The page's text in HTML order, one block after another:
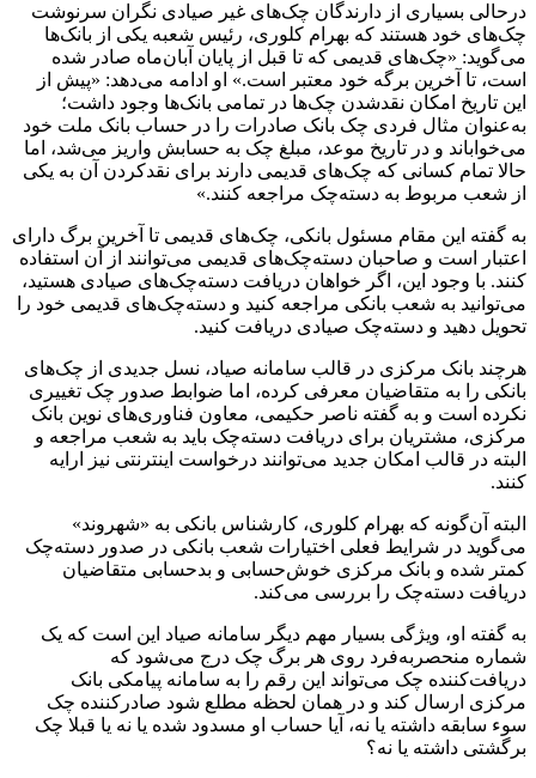
درحالی بسیاری از دارندگان چک‌های غیر صیادی نگران سرنوشت
چک‌های خود هستند که بهرام کلوری، رئیس شعبه یکی از بانک‌ها
می‌گوید: «چک‌های قدیمی که تا قبل از پایان آبان‌ماه صادر شده
است، تا آخرین برگه خود معتبر است.» او ادامه می‌دهد: «پیش از
این تاریخ امکان نقدشدن چک‌ها در تمامی بانک‌ها وجود داشت؛
به‌عنوان مثال فردی چک بانک صادرات را در حساب بانک ملت خود
می‌خواباند و در تاریخ موعد، مبلغ چک به حسابش واریز می‌شد، اما
حالا تمام کسانی که چک‌های قدیمی دارند برای نقدکردن آن به یکی
از شعب مربوط به دسته‌چک مراجعه کنند.»
به گفته این مقام مسئول بانکی، چک‌های قدیمی تا آخرین برگ دارای
اعتبار است و صاحبان دسته‌چک‌های قدیمی می‌توانند از آن استفاده
کنند. با وجود این، اگر خواهان دریافت دسته‌چک‌های صیادی هستید،
می‌توانید به شعب بانکی مراجعه کنید و دسته‌چک‌های قدیمی خود را
تحویل دهید و دسته‌چک صیادی دریافت کنید.
هرچند بانک مرکزی در قالب سامانه صیاد، نسل جدیدی از چک‌های
بانکی را به متقاضیان معرفی کرده، اما ضوابط صدور چک تغییری
نکرده است و به گفته ناصر حکیمی، معاون فناوری‌های نوین بانک
مرکزی، مشتریان برای دریافت دسته‌چک باید به شعب مراجعه و
البته در قالب امکان جدید می‌توانند درخواست اینترنتی نیز ارایه
کنند.
البته آن‌گونه که بهرام کلوری، کارشناس بانکی به «شهروند»
می‌گوید در شرایط فعلی اختیارات شعب بانکی در صدور دسته‌چک
کمتر شده و بانک مرکزی خوش‌حسابی و بدحسابی متقاضیان
دریافت دسته‌چک را بررسی می‌کند.
به گفته او، ویژگی بسیار مهم دیگر سامانه صیاد این است که یک
شماره منحصربه‌فرد روی هر برگ چک درج می‌شود که
دریافت‌کننده چک می‌تواند این رقم را به سامانه پیامکی بانک
مرکزی ارسال کند و در همان لحظه مطلع شود صادر‌کننده چک
سوء سابقه داشته یا نه، آیا حساب او مسدود شده یا نه یا قبلا چک
برگشتی داشته یا نه؟